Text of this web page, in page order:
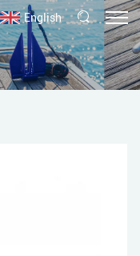
English